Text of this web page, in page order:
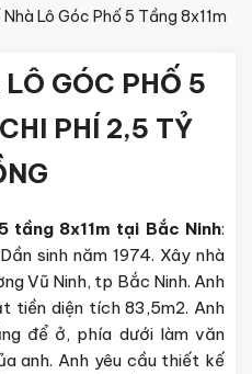
Lô Góc Phố 5 Tầng 8x11m
GÓC PHỐ 5
PHÍ 2,5 TỶ
tầng 8x11m tại Bắc Ninh:
sinh năm 1974. Xây nhà
Vũ Ninh, tp Bắc Ninh. Anh
tiền diện tích 83,5m2. Anh
để ở, phía dưới làm văn
anh. Anh yêu cầu thiết kế